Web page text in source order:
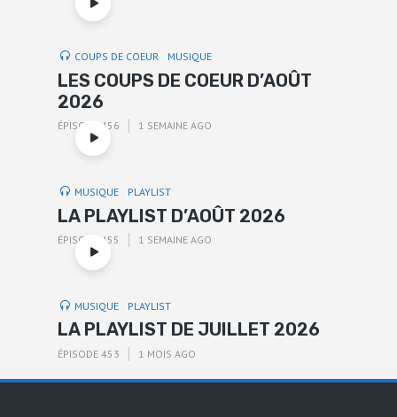
COUPS DE COEUR MUSIQUE
LES COUPS DE COEUR D’AOÛT
2026
ÉPISODE 456 1 SEMAINE AGO
MUSIQUE PLAYLIST
LA PLAYLIST D’AOÛT 2026
ÉPISODE 455 1 SEMAINE AGO
MUSIQUE PLAYLIST
LA PLAYLIST DE JUILLET 2026
ÉPISODE 453 1 MOIS AGO